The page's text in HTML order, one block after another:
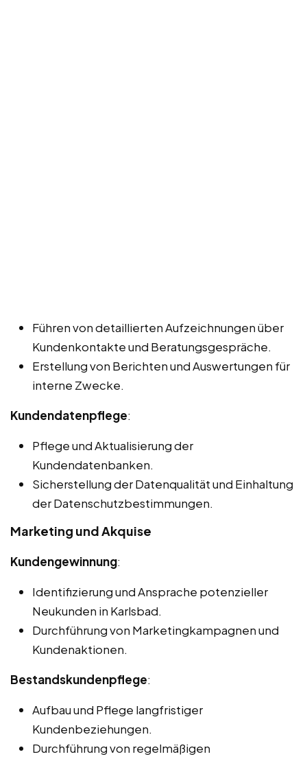
Führen von detaillierten Aufzeichnungen über
Kundenkontakte und Beratungsgespräche.
Erstellung von Berichten und Auswertungen für
interne Zwecke.
Kundendatenpflege:
Pflege und Aktualisierung der
Kundendatenbanken.
Sicherstellung der Datenqualität und Einhaltung
der Datenschutzbestimmungen.
Marketing und Akquise
Kundengewinnung:
Identifizierung und Ansprache potenzieller
Neukunden in Karlsbad.
Durchführung von Marketingkampagnen und
Kundenaktionen.
Bestandskundenpflege:
Aufbau und Pflege langfristiger
Kundenbeziehungen.
Durchführung von regelmäßigen